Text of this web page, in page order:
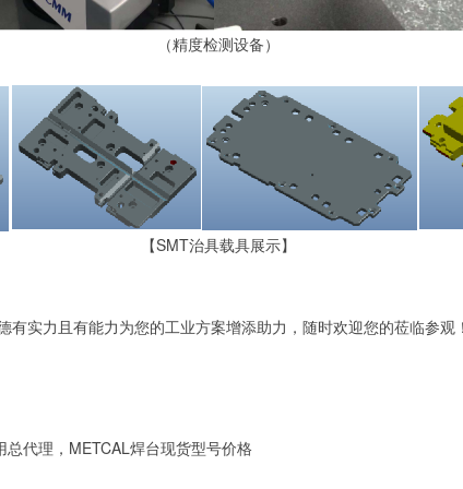
（精度检测设备）
【SMT治具载具展示】
有实力且有能力为您的工业方案增添助力，随时欢迎您的莅临参观
代理，METCAL焊台现货型号价格